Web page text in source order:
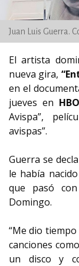
Juan Luis Guerra.
El artista
nueva gira,
en el
jueves en
Avispa”,
avispas”.
Guerra se
le había
que pasó
Domingo.
“Me dio
canciones
un disco y